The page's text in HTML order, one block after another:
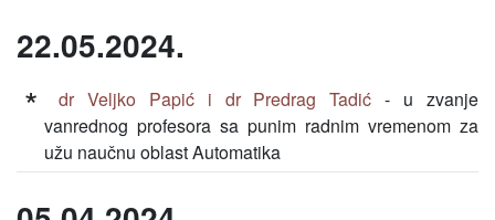
22.05.2024.
dr Veljko Papić i dr Predrag Tadić- u zvanje
vanrednog profesora sa punim radnim vremenom za
užu naučnu oblast Automatika